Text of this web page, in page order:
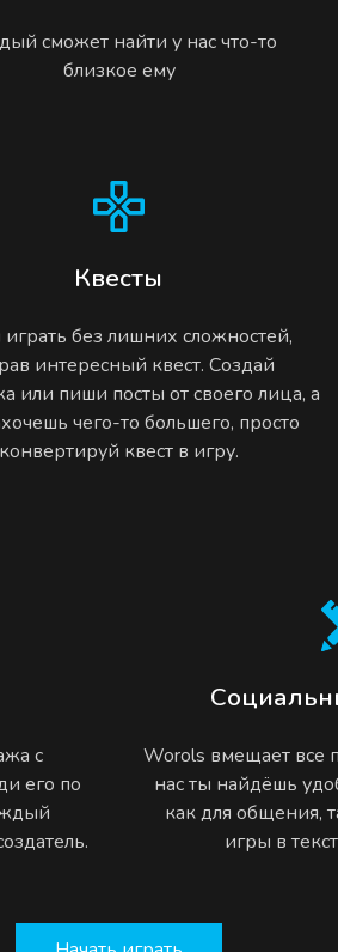
сможет найти у нас что-то
близкое ему
Квесты
без лишних сложностей,
интересный квест. Создай
или пиши посты от своего лица, а
чего-то большего, просто
конвертируй квест в игру.
с
его по
Worols вмещает все
нас ты найдёшь
как для общения,
игры в